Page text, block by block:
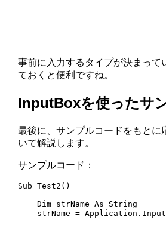
事前に入力するタイプが決まって
ておくと便利ですね。
InputBoxを使ったサ
最後に、サンプルコードをもとに
いて解説します。
サンプルコード：
Sub Test2()
    Dim strName As String
strName =